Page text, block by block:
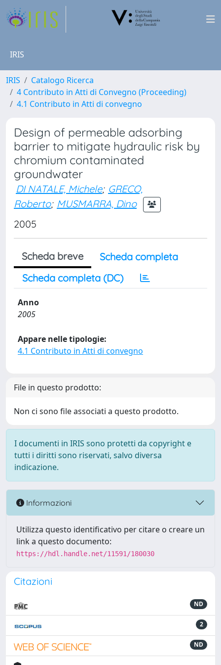
IRIS
IRIS
Catalogo Ricerca
4 Contributo in Atti di Convegno (Proceeding)
4.1 Contributo in Atti di convegno
Design of permeable adsorbing
barrier to mitigate hydraulic risk by
chromium contaminated
groundwater
DI NATALE, Michele; GRECO,
Roberto; MUSMARRA, Dino
2005
Scheda breve
Scheda completa
Scheda completa (DC)
Anno
2005
Appare nelle tipologie:
4.1 Contributo in Atti di convegno
File in questo prodotto:
Non ci sono file associati a questo prodotto.
I documenti in IRIS sono protetti da copyright e
tutti i diritti sono riservati, salvo diversa
indicazione.
Informazioni
Utilizza questo identificativo per citare o creare un
link a questo documento:
https://hdl.handle.net/11591/180030
Citazioni
ND
2
ND